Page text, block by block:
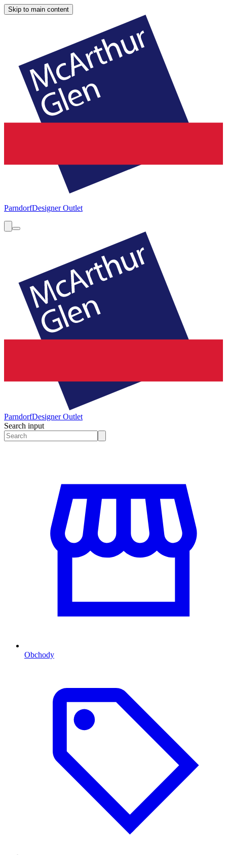
Skip to main content
ParndorfDesigner Outlet
ParndorfDesigner Outlet
Search input
Obchody